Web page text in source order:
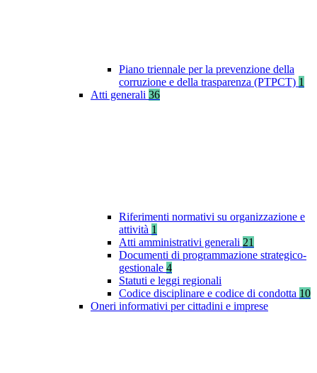
Piano triennale per la prevenzione della
corruzione e della trasparenza (PTPCT) 1
Atti generali 36
Riferimenti normativi su organizzazione e
attività 1
Atti amministrativi generali 21
Documenti di programmazione strategico-
gestionale 4
Statuti e leggi regionali
Codice disciplinare e codice di condotta 10
Oneri informativi per cittadini e imprese